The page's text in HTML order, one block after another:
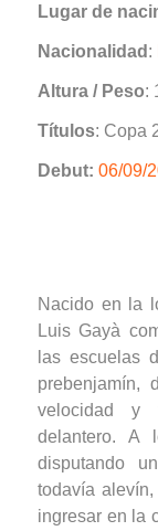
Lugar de
Nacionalidad :
Altura / Peso:
Títulos: Copa
Debut: 06/09/
Nacido en la
Luis Gayà
las escuelas
prebenjamín,
velocidad y
delantero. A
disputando
todavía
ingresar en la